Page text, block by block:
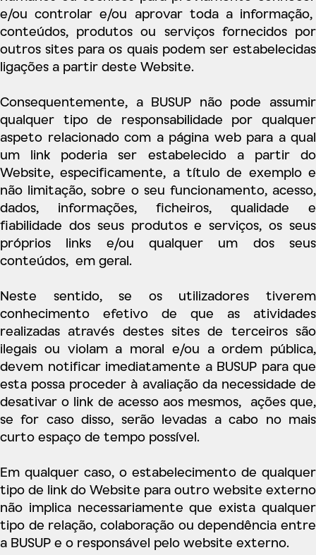
e/ou controlar e/ou aprovar toda a informação,
conteúdos, produtos ou serviços fornecidos por
outros sites para os quais podem ser estabelecidas
ligações a partir deste Website.
Consequentemente, a BUSUP não pode assumir
qualquer tipo de responsabilidade por qualquer
aspeto relacionado com a página web para a qual
um link poderia ser estabelecido a partir do
Website, especificamente, a título de exemplo e
não limitação, sobre o seu funcionamento, acesso,
dados, informações, ficheiros, qualidade e
fiabilidade dos seus produtos e serviços, os seus
próprios links e/ou qualquer um dos seus
conteúdos, em geral.
Neste sentido, se os utilizadores tiverem
conhecimento efetivo de que as atividades
realizadas através destes sites de terceiros são
ilegais ou violam a moral e/ou a ordem pública,
devem notificar imediatamente a BUSUP para que
esta possa proceder à avaliação da necessidade de
desativar o link de acesso aos mesmos, ações que,
se for caso disso, serão levadas a cabo no mais
curto espaço de tempo possível.
Em qualquer caso, o estabelecimento de qualquer
tipo de link do Website para outro website externo
não implica necessariamente que exista qualquer
tipo de relação, colaboração ou dependência entre
a BUSUP e o responsável pelo website externo.